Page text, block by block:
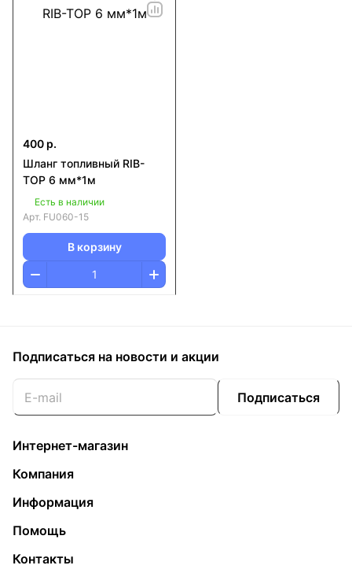
400 р.
Шланг топливный RIB-
TOP 6 мм*1м
Есть в наличии
Арт. FU060-15
В корзину
Подписаться на новости и акции
Подписаться
Интернет-магазин
Компания
Информация
Помощь
Контакты